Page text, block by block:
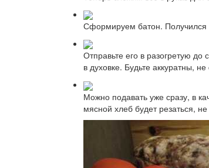
Сформируем батон. Получился
Отправьте его в разогретую
в духовке. Будьте аккуратны,
Можно подавать уже сразу, в
мясной хлеб будет резаться,